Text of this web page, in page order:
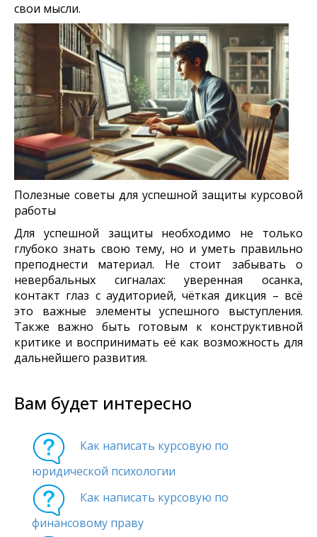
свои мысли.
Полезные советы для успешной защиты курсовой
работы
Для успешной защиты необходимо не только
глубоко знать свою тему, но и уметь правильно
преподнести материал. Не стоит забывать о
невербальных сигналах: уверенная осанка,
контакт глаз с аудиторией, чёткая дикция – всё
это важные элементы успешного выступления.
Также важно быть готовым к конструктивной
критике и воспринимать её как возможность для
дальнейшего развития.
Вам будет интересно
Как написать курсовую по
юридической психологии
Как написать курсовую по
финансовому праву